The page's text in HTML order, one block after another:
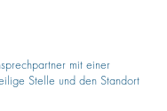
mit einer
Stelle und den Standort